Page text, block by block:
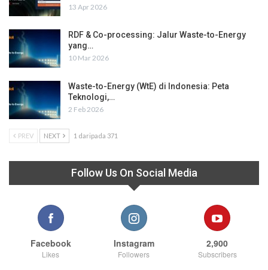
13 Apr 2026
RDF & Co-processing: Jalur Waste-to-Energy
yang…
10 Mar 2026
Waste-to-Energy (WtE) di Indonesia: Peta
Teknologi,…
2 Feb 2026
PREV NEXT 1 daripada 371
Follow Us On Social Media
Facebook
Likes
Instagram
Followers
2,900
Subscribers